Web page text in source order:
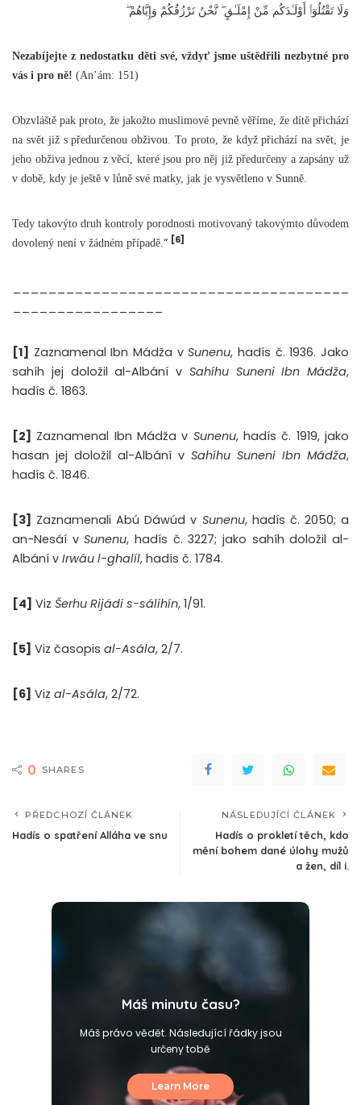
وَلَا تَقْتُلُوٓا۟ أَوْلَـٰدَكُم مِّنْ إِمْلَـٰقٍ ۖ نَّحْنُ نَرْزُقُكُمْ وَإِيَّاهُمْ ۖ
Nezabíjejte z nedostatku děti své, vždyť jsme uštědřili nezbytné pro
vás i pro ně! (An’ám: 151)
Obzvláště pak proto, že jakožto muslimové pevně věříme, že dítě přichází
na svět již s předurčenou obživou. To proto, že když přichází na svět, je
jeho obživa jednou z věcí, které jsou pro něj již předurčeny a zapsány už
v době, kdy je ještě v lůně své matky, jak je vysvětleno v Sunně.
Tedy takovýto druh kontroly porodnosti motivovaný takovýmto důvodem
dovolený není v žádném případě. “ [6]
[1] Zaznamenal Ibn Mádža vSunenu, hadís č. 1936. Jako
sahíh jej doložil al-Albání v Sahíhu Suneni Ibn Mádža,
hadís č. 1863.
[2] Zaznamenal Ibn Mádža v Sunenu, hadís č. 1919, jako
hasan jej doložil al-Albání v Sahíhu Suneni Ibn Mádža,
hadís č. 1846.
[3] Zaznamenali Abú Dáwúd v Sunenu, hadís č. 2050; a
an-Nesáí vSunenu, hadís č. 3227; jako sahíh doložil al-
Albání v Irwáu l-ghalíl, hadís č. 1784.
[4] Viz Šerhu Rijádi s-sálihín, 1/91.
[5] Viz časopis al-Asála, 2/7.
[6] Viz al-Asála, 2/72.
0 SHARES
PŘEDCHOZÍ ČLÁNEK
Hadís o spatření Alláha ve snu
NÁSLEDUJÍCÍ ČLÁNEK
Hadís o prokletí těch, kdo
mění bohem dané úlohy mužů
a žen, díl i.
Máš minutu času?
Máš právo vědět. Následující řádky jsou
určeny tobě
Learn More